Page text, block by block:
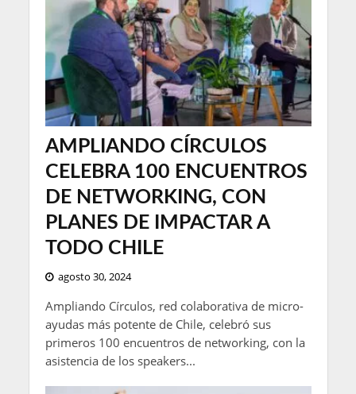
AMPLIANDO CÍRCULOS
CELEBRA 100 ENCUENTROS
DE NETWORKING, CON
PLANES DE IMPACTAR A
TODO CHILE
agosto 30, 2024
Ampliando Círculos, red colaborativa de micro-
ayudas más potente de Chile, celebró sus
primeros 100 encuentros de networking, con la
asistencia de los speakers...